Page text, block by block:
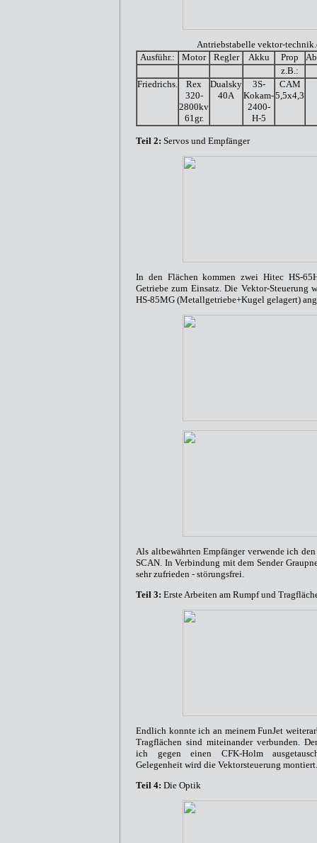
Antriebstabelle vektor-
Ausführ.:
Motor Regler Akku Prop
z.B.:
Friedrichs.
Rex
320-
2800kv
61gr.
Dualsky
40A
3S-
Kokam-
2400-
H-5
CAM
5,5x4,3
Teil 2: Servos und Empfänger
In den Flächen kommen zwei Hitec HS-
Getriebe zum Einsatz. Die Vektor-Steuerung
HS-85MG (Metallgetriebe+Kugel gelagert)
Als altbewährten Empfänger verwende ich
SCAN. In Verbindung mit dem Sender
sehr zufrieden - störungsfrei.
Teil 3: Erste Arbeiten am Rumpf und
Endlich konnte ich an meinem FunJet
Tragflächen sind miteinander verbunden.
ich gegen einen CFK-Holm
Gelegenheit wird die Vektorsteuerung montiert.
Teil 4: Die Optik